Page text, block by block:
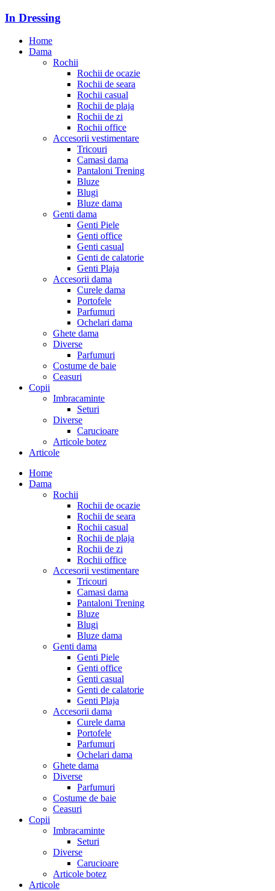
In Dressing
Home
Dama
Rochii
Rochii de ocazie
Rochii de seara
Rochii casual
Rochii de plaja
Rochii de zi
Rochii office
Accesorii vestimentare
Tricouri
Camasi dama
Pantaloni Trening
Bluze
Blugi
Bluze dama
Genti dama
Genti Piele
Genti office
Genti casual
Genti de calatorie
Genti Plaja
Accesorii dama
Curele dama
Portofele
Parfumuri
Ochelari dama
Ghete dama
Diverse
Parfumuri
Costume de baie
Ceasuri
Copii
Imbracaminte
Seturi
Diverse
Carucioare
Articole botez
Articole
Home
Dama
Rochii
Rochii de ocazie
Rochii de seara
Rochii casual
Rochii de plaja
Rochii de zi
Rochii office
Accesorii vestimentare
Tricouri
Camasi dama
Pantaloni Trening
Bluze
Blugi
Bluze dama
Genti dama
Genti Piele
Genti office
Genti casual
Genti de calatorie
Genti Plaja
Accesorii dama
Curele dama
Portofele
Parfumuri
Ochelari dama
Ghete dama
Diverse
Parfumuri
Costume de baie
Ceasuri
Copii
Imbracaminte
Seturi
Diverse
Carucioare
Articole botez
Articole